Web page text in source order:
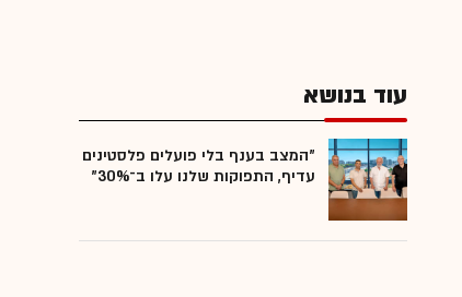
עוד בנושא
"המצב בענף בלי פועלים פלסטינים
עדיף, התפוקות שלנו עלו ב־30%"